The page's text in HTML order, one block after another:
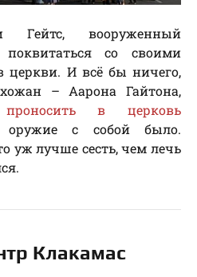
Гейтс, вооруженный
со своими
И всё бы ничего,
– Аарона Гайтона,
проносить в церковь
с собой было.
уж лучше сесть, чем лечь
Клакамас